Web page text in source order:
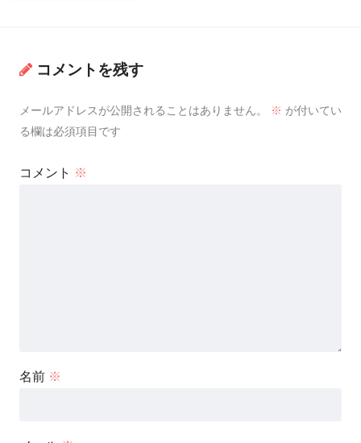
コメントを残す
メールアドレスが公開されることはありません。 ※ が付いてい
る欄は必須項目です
コメント ※
名前 ※